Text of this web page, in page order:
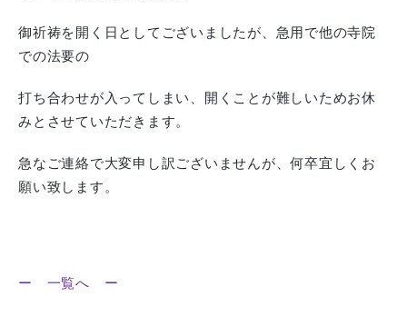
御祈祷を開く日としてございましたが、急用で他の寺院
での法要の
打ち合わせが入ってしまい、開くことが難しいためお休
みとさせていただきます。
急なご連絡で大変申し訳ございませんが、何卒宜しくお
願い致します。
ー 一覧へ ー